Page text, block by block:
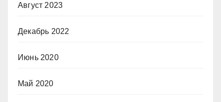
Август 2023
Декабрь 2022
Июнь 2020
Май 2020